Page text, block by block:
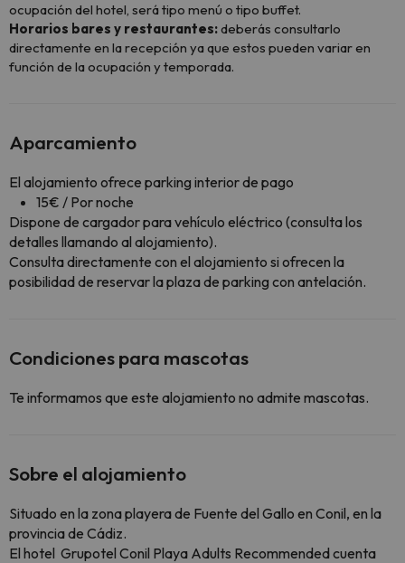
ocupación del hotel, será tipo menú o tipo buffet.
Horarios bares y restaurantes:deberás consultarlo
directamente en la recepción ya que estos pueden variar en
función de la ocupación y temporada.
Aparcamiento
El alojamiento ofrece parking interior de pago
15€ / Por noche
Dispone de cargador para vehículo eléctrico (consulta los
detalles llamando al alojamiento).
Consulta directamente con el alojamiento si ofrecen la
posibilidad de reservar la plaza de parking con antelación.
Condiciones para mascotas
Te informamos que este alojamiento no admite mascotas.
Sobre el alojamiento
Situado en la zona playera de Fuente del Gallo en Conil, en la
provincia de Cádiz.
El hotel Grupotel Conil Playa Adults Recommendedcuenta